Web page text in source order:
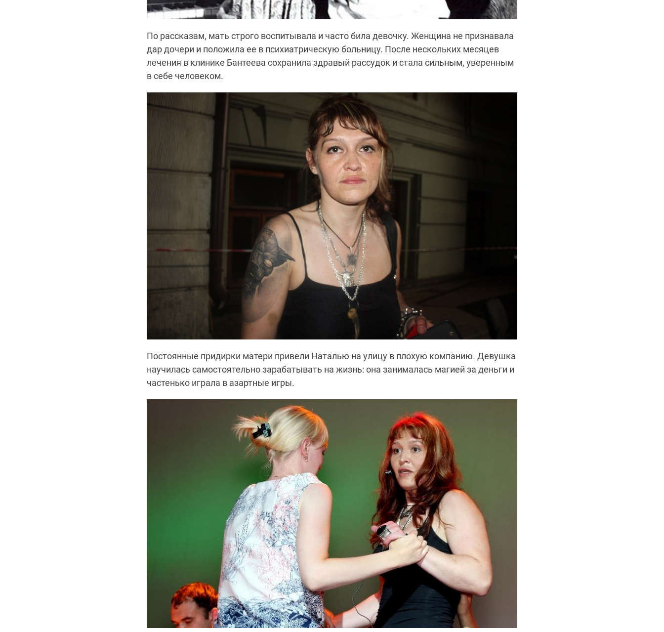
По рассказам, мать строго воспитывала и часто била девочку. Женщина не признавала
дар дочери и положила ее в психиатрическую больницу. После нескольких месяцев
лечения в клинике Бантеева сохранила здравый рассудок и стала сильным, уверенным
в себе человеком.
Постоянные придирки матери привели Наталью на улицу в плохую компанию. Девушка
научилась самостоятельно зарабатывать на жизнь: она занималась магией за деньги и
частенько играла в азартные игры.